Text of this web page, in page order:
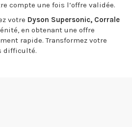
compte une fois l’offre validée.
votre Dyson Supersonic, Corrale
en obtenant une offre
rapide. Transformez votre
difficulté.